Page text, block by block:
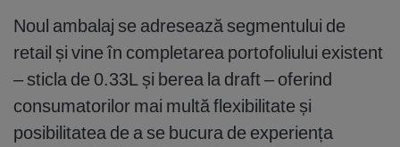
Noul ambalaj se adresează segmentului de
retail și vine în completarea portofoliului existent
– sticla de 0.33L și berea la draft – oferind
consumatorilor mai multă flexibilitate și
posibilitatea de a se bucura de experiența